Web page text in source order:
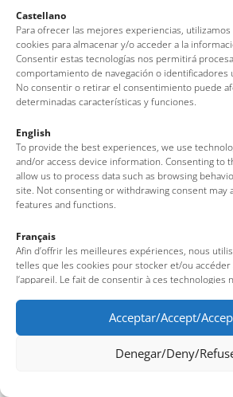
Castellano
Para ofrecer las mejores experiencias,
cookies para almacenar y/o acceder a la
Consentir estas tecnologías nos permitirá
comportamiento de navegación o identificadores
No consentir o retirar el consentimiento puede
determinadas características y funciones.
English
To provide the best experiences, we use
and/or access device information. Consenting to
allow us to process data such as browsing
site. Not consenting or withdrawing consent may
features and functions.
Français
Afin d’offrir les meilleures expériences, nous
telles que les cookies pour stocker et/ou
l’appareil. Le fait de consentir à ces
uniques sur ce site. Le fait de ne pas consentir ou
consentement peut avoir un effet négatif sur
caractéristiques du site.
Acceptar/Accept/
Denegar/Deny/
Tel: + 00 34 972 340 108 · Mail:
Nota legal·Política de cookies·